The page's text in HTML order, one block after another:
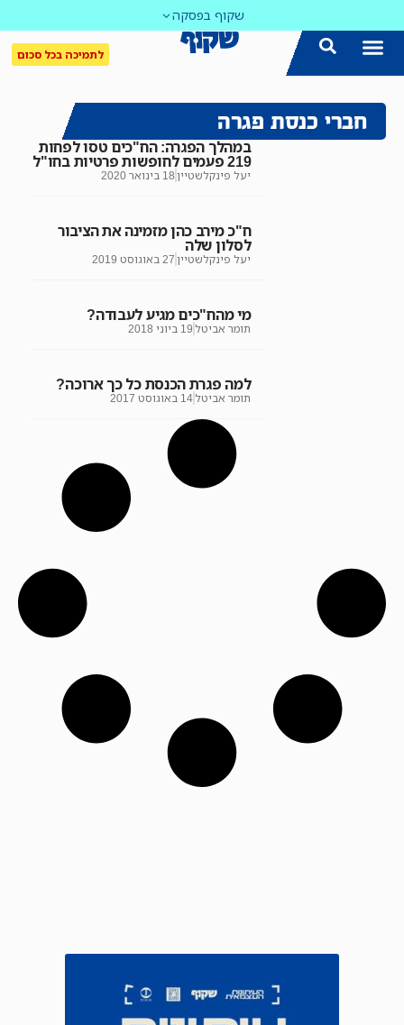
שקוף בפסקה
לתמיכה בכל סכום
חברי כנסת פגרה
במהלך הפגרה: הח"כים טסו לפחות
219 פעמים לחופשות פרטיות בחו"ל
יעל פינקלשטיין 18 בינואר 2020
ח"כ מירב כהן מזמינה את הציבור
לסלון שלה
יעל פינקלשטיין 27 באוגוסט 2019
מי מהח"כים מגיע לעבודה?
תומר אביטל 19 ביוני 2018
למה פגרת הכנסת כל כך ארוכה?
תומר אביטל14 באוגוסט 2017